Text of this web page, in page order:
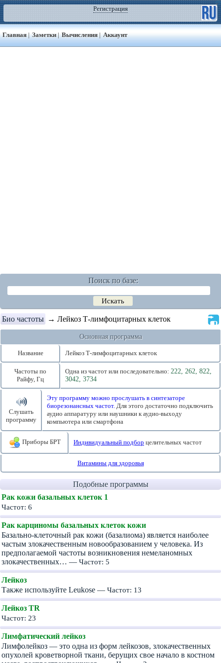
Регистрация
Главная | Заметки | Вычисления | Аккаунт
Поиск по базе:
Био частоты → Лейкоз Т-лимфоцитарных клеток
Основная программа
Название Лейкоз Т-лимфоцитарных клеток
Частоты по
Райфу, Гц
Одна из частот или последовательно: 222, 262, 822,
3042, 3734
Слушать
программу
Эту программу можно прослушать в синтезаторе
биорезонансных частот. Для этого достаточно подключить
аудио аппаратуру или наушники к аудио-выходу
компьютера или смартфона
Приборы БРТ Индивидуальный подбор целительных частот
Витамины для здоровья
Подобные программы
Рак кожи базальных клеток 1
Частот: 6
Рак карциномы базальных клеток кожи
Базально-клеточный рак кожи (базалиома) является наиболее
частым злокачественным новообразованием у человека. Из
предполагаемой частоты возникновения немеланомных
злокачественных… — Частот: 5
Лейкоз
Также используйте Leukose — Частот: 13
Лейкоз TR
Частот: 23
Лимфатический лейкоз
Лимфолейкоз — это одна из форм лейкозов, злокачественных
опухолей кроветворной ткани, берущих свое начало в костном